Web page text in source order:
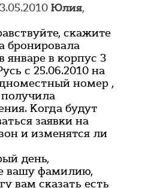
Юлия,
скажите
бронировала
январе в корпус 3
с 25.06.2010 на
номер ,
Когда будут
заявки на
и изменятся ли
день,
вашу фамилию,
вам сказать есть